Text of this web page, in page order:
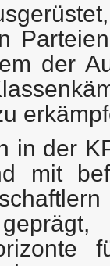
der
in der
mit